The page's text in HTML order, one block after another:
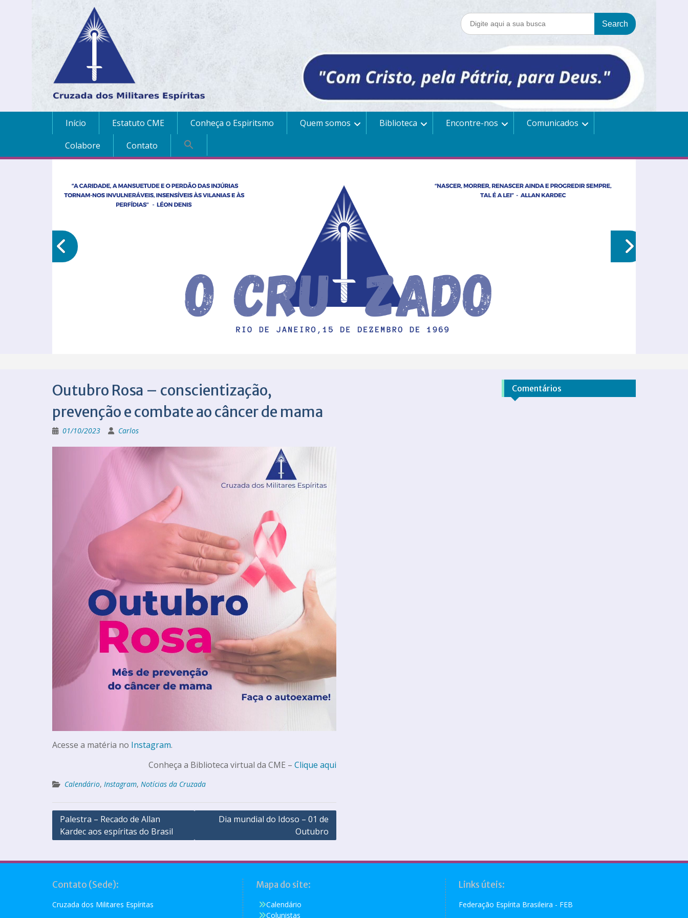
Início Estatuto CME Conheça o Espiritsmo Quem somos Biblioteca Encontre-nos
Comunicados
Colabore
Contato
Outubro Rosa – conscientização,
prevenção e combate ao câncer de mama
01/10/2023 Carlos
Acesse a matéria no Instagram.
Conheça a Biblioteca virtual da CME – Clique aqui
Calendário, Instagram, Notícias da Cruzada
Palestra – Recado de Allan
Kardec aos espíritas do Brasil
Dia mundial do Idoso – 01 de
Outubro
Comentários
Contato (Sede):
Cruzada dos Militares Espíritas
Mapa do site:
Calendário
Colunistas
Links úteis:
Federação Espírita Brasileira - FEB